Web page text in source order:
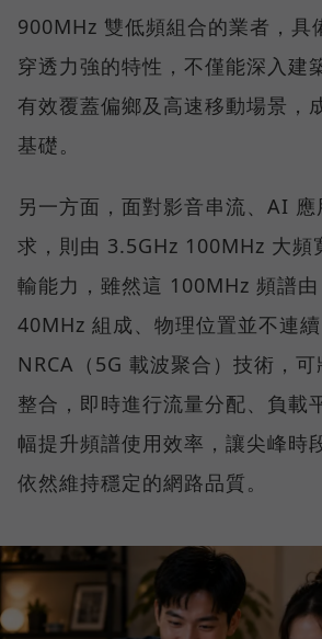
900MHz 雙低頻組合的業者，具
穿透力強的特性，不僅能深入建
有效覆蓋偏鄉及高速移動場景，
基礎。
另一方面，面對影音串流、AI
求，則由 3.5GHz 100MHz 大頻
輸能力，雖然這 100MHz 頻譜
40MHz 組成、物理位置並不連
NRCA（5G 載波聚合）技術，
整合，即時進行流量分配、負載
幅提升頻譜使用效率，讓尖峰時
依然維持穩定的網路品質。